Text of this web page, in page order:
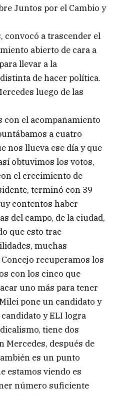
Juntos por el Cambio y
convocó a trascender el
abierto de cara a
llevar a la
de hacer política.
luego de las
con el acompañamiento
a cuatro
nos llueva ese día y que
obtuvimos los votos,
el crecimiento de
terminó con 39
contentos haber
del campo, de la ciudad,
que esto trae
muchas
recuperamos los
con los cinco que
uno más para tener
pone un candidato y
y ELI logra
tiene dos
Mercedes, después de
es un punto
estamos viendo es
número suficiente